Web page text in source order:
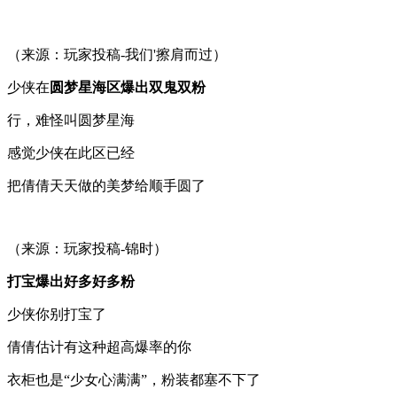
（来源：玩家投稿-我们'擦肩而过）
少侠在 圆梦星海区爆出双鬼双粉
行，难怪叫圆梦星海
感觉少侠在此区已经
把倩倩天天做的美梦给顺手圆了
（来源：玩家投稿-锦时）
打宝爆出好多好多粉
少侠你别打宝了
倩倩估计有这种超高爆率的你
衣柜也是“少女心满满”，粉装都塞不下了